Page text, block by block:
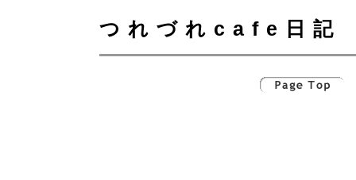
つれづれcafe日記